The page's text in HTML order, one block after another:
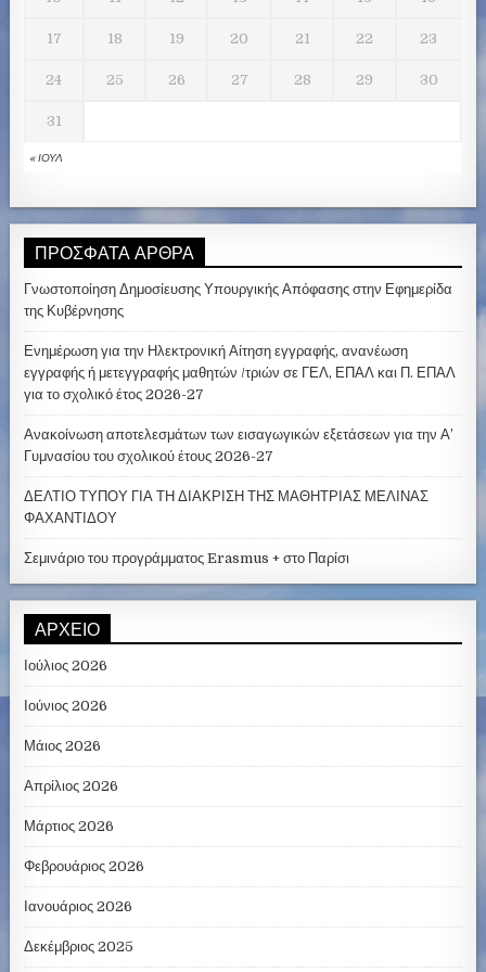
« ΙΟΎΛ
17 18 19 20 21 22 23
24 25 26 27 28 29 30
31
ΠΡΌΣΦΑΤΑ ΆΡΘΡΑ
Γνωστοποίηση Δημοσίευσης Υπουργικής Απόφασης στην Εφημερίδα
της Κυβέρνησης
Ενημέρωση για την Ηλεκτρονική Αίτηση εγγραφής, ανανέωση
εγγραφής ή μετεγγραφής μαθητών /τριών σε ΓΕΛ, ΕΠΑΛ και Π. ΕΠΑΛ
για το σχολικό έτος 2026-27
Ανακοίνωση αποτελεσμάτων των εισαγωγικών εξετάσεων για την Α’
Γυμνασίου του σχολικού έτους 2026-27
ΔΕΛΤΙΟ ΤΥΠΟΥ ΓΙΑ ΤΗ ΔΙΑΚΡΙΣΗ ΤΗΣ ΜΑΘΗΤΡΙΑΣ ΜΕΛΙΝΑΣ
ΦΑΧΑΝΤΙΔΟΥ
Σεμινάριο του προγράμματος Erasmus + στο Παρίσι
ΑΡΧΕΊΟ
Ιούλιος 2026
Ιούνιος 2026
Μάιος 2026
Απρίλιος 2026
Μάρτιος 2026
Φεβρουάριος 2026
Ιανουάριος 2026
Δεκέμβριος 2025